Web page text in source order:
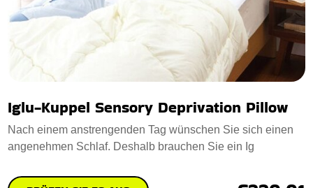
Iglu-Kuppel Sensory Deprivation Pillow
Nach einem anstrengenden Tag wünschen Sie sich einen
angenehmen Schlaf. Deshalb brauchen Sie ein Ig